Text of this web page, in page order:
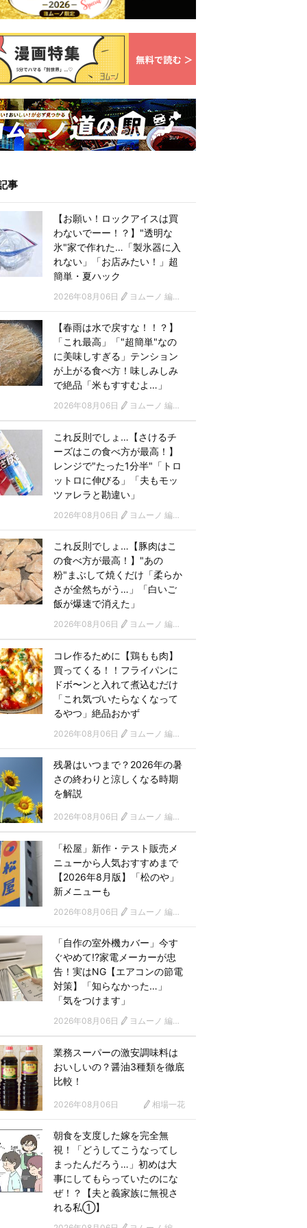
事
【お願い！ロックアイスは買
わないでーー！？】"透明な
氷"家で作れた…「製氷器に入
れない」「お店みたい！」超
簡単・夏ハック
2026年08月06日 ヨムーノ 編集部
【春雨は水で戻すな！！？】
「これ最高」「"超簡単"なの
に美味しすぎる」テンション
が上がる食べ方！味しみしみ
で絶品「米もすすむよ…」
2026年08月06日 ヨムーノ 編集部
これ反則でしょ…【さけるチ
ーズはこの食べ方が最高！】
レンジで"たった1分半"「トロ
ットロに伸びる」「夫もモッ
ツァレラと勘違い」
2026年08月06日 ヨムーノ 編集部
これ反則でしょ…【豚肉はこ
の食べ方が最高！】"あの
粉"まぶして焼くだけ「柔らか
さが全然ちがう…」「白いご
飯が爆速で消えた」
2026年08月06日 ヨムーノ 編集部
コレ作るために【鶏もも肉】
買ってくる！！フライパンに
ドボ〜ンと入れて煮込むだけ
「これ気づいたらなくなって
るやつ」絶品おかず
2026年08月06日 ヨムーノ 編集部
残暑はいつまで？2026年の暑
さの終わりと涼しくなる時期
を解説
2026年08月06日 ヨムーノ 編集部
「松屋」新作・テスト販売メ
ニューから人気おすすめまで
【2026年8月版】「松のや」
新メニューも
2026年08月06日 ヨムーノ 編集部
「自作の室外機カバー」今す
ぐやめて!?家電メーカーが忠
告！実はNG【エアコンの節電
対策】「知らなかった…」
「気をつけます」
2026年08月06日 ヨムーノ 編集部
業務スーパーの激安調味料は
おいしいの？醤油3種類を徹底
比較！
2026年08月06日 相場一花
朝食を支度した嫁を完全無
視！「どうしてこうなってし
まったんだろう…」初めは大
事にしてもらっていたのにな
ぜ！？【夫と義家族に無視さ
れる私①】